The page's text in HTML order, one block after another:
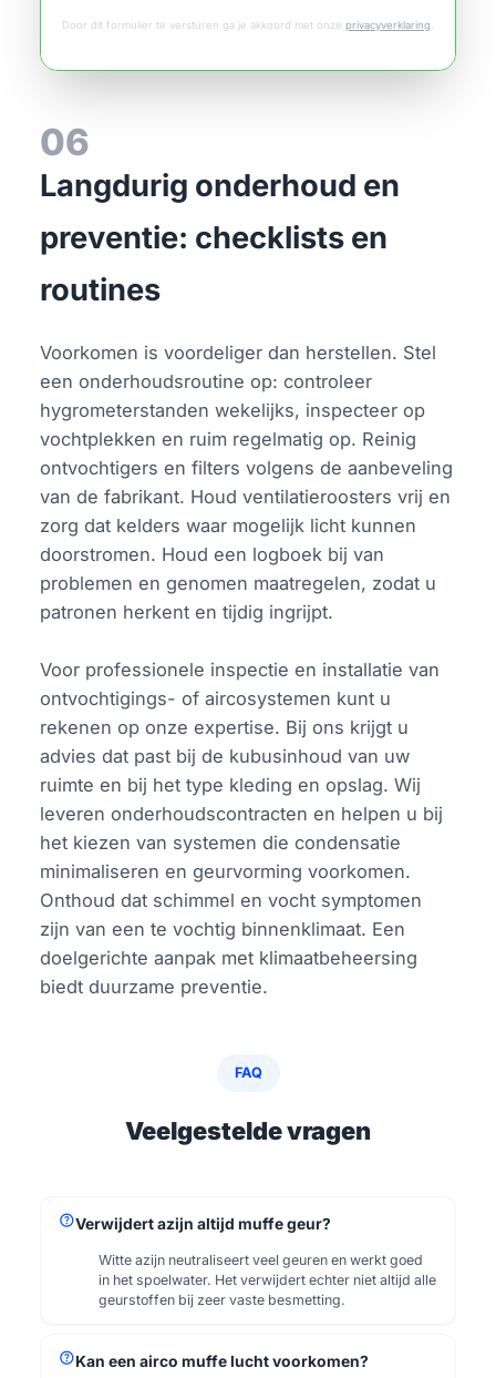
Door dit formulier te versturen ga je akkoord met onze privacyverklaring.
06
Langdurig onderhoud en
preventie: checklists en
routines
Voorkomen is voordeliger dan herstellen. Stel
een onderhoudsroutine op: controleer
hygrometerstanden wekelijks, inspecteer op
vochtplekken en ruim regelmatig op. Reinig
ontvochtigers en filters volgens de aanbeveling
van de fabrikant. Houd ventilatieroosters vrij en
zorg dat kelders waar mogelijk licht kunnen
doorstromen. Houd een logboek bij van
problemen en genomen maatregelen, zodat u
patronen herkent en tijdig ingrijpt.
Voor professionele inspectie en installatie van
ontvochtigings- of aircosystemen kunt u
rekenen op onze expertise. Bij ons krijgt u
advies dat past bij de kubusinhoud van uw
ruimte en bij het type kleding en opslag. Wij
leveren onderhoudscontracten en helpen u bij
het kiezen van systemen die condensatie
minimaliseren en geurvorming voorkomen.
Onthoud dat schimmel en vocht symptomen
zijn van een te vochtig binnenklimaat. Een
doelgerichte aanpak met klimaatbeheersing
biedt duurzame preventie.
FAQ
Veelgestelde vragen
helpVerwijdert azijn altijd muffe geur?
Witte azijn neutraliseert veel geuren en werkt goed
in het spoelwater. Het verwijdert echter niet altijd alle
geurstoffen bij zeer vaste besmetting.
helpKan een airco muffe lucht voorkomen?